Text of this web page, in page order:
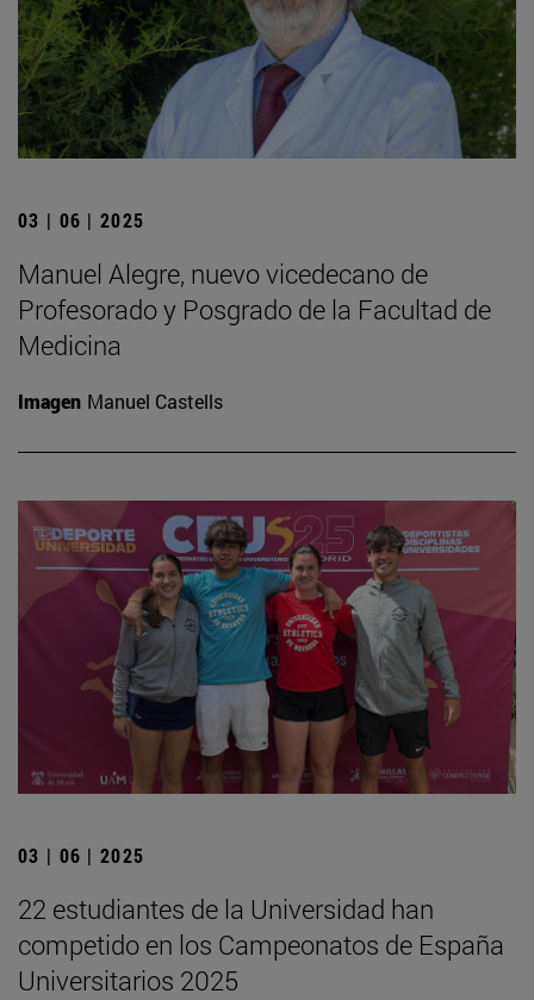
03 | 06 | 2025
Manuel Alegre, nuevo vicedecano de
Profesorado y Posgrado de la Facultad de
Medicina
Imagen Manuel Castells
03 | 06 | 2025
22 estudiantes de la Universidad han
competido en los Campeonatos de España
Universitarios 2025